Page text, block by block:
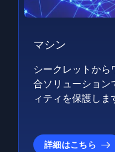
マシン
シークレットか
合ソリューション
ィティを保護しま
詳細はこちら